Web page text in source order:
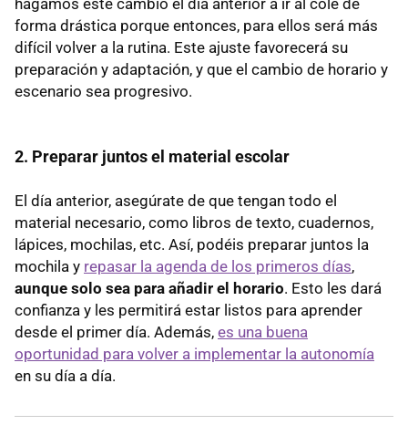
forma drástica porque entonces, para ellos será más
difícil volver a la rutina. Este ajuste favorecerá su
preparación y adaptación, y que el cambio de horario y
escenario sea progresivo.
2. Preparar juntos el material escolar
El día anterior, asegúrate de que tengan todo el
material necesario, como libros de texto, cuadernos,
lápices, mochilas, etc. Así, podéis preparar juntos la
mochila y repasar la agenda de los primeros días,
aunque solo sea para añadir el horario. Esto les dará
confianza y les permitirá estar listos para aprender
desde el primer día. Además, es una buena
oportunidad para volver a implementar la autonomía
en su día a día.